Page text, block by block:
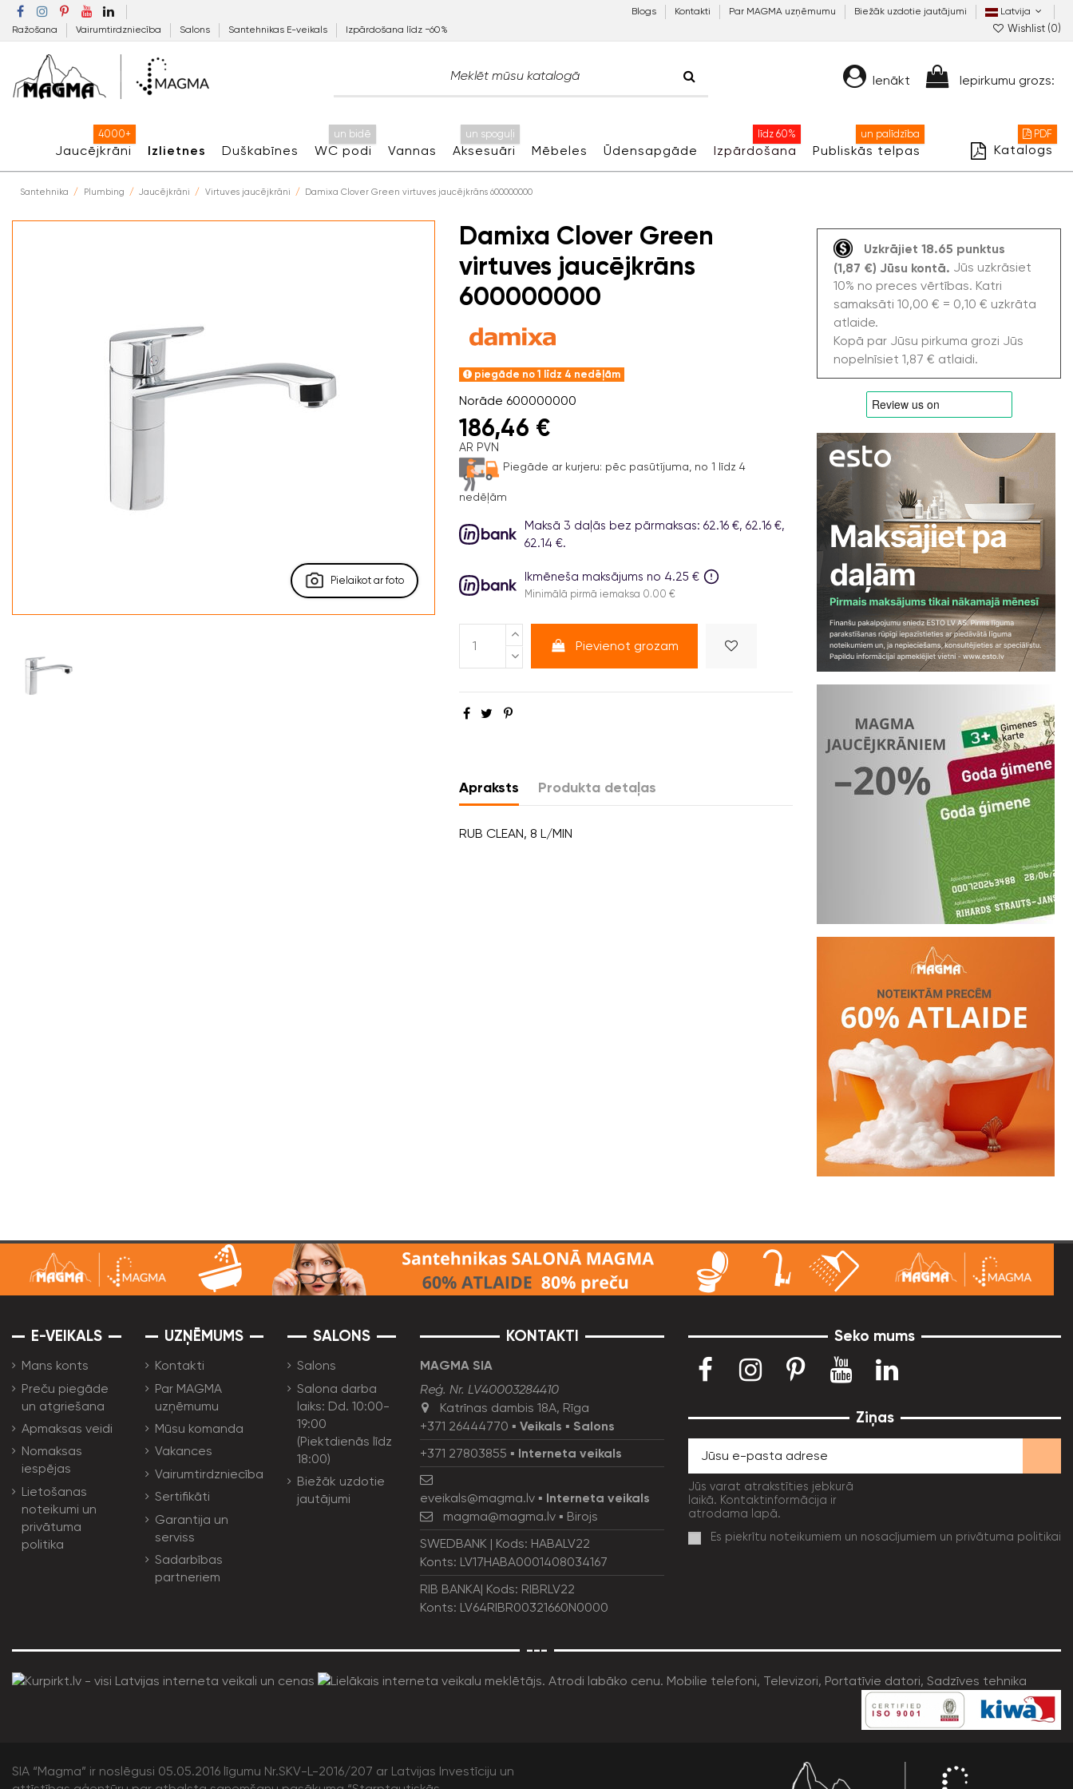
Ražošana Vairumtirdzniecība Salons Santehnikas E-veikals Izpārdošana līdz −60%
Blogs Kontakti Par MAGMA uzņēmumu Biežāk uzdotie jautājumi Latvija
Wishlist (0)
Ienākt Iepirkumu grozs:
Jaucējkrāni
4000+
Izlietnes Duškabīnes WC podi
un bidē
Vannas Aksesuāri
un spoguļi
Mēbeles Ūdensapgāde Izpārdošana
līdz 60%
Publiskās telpas
un palīdzība
Katalogs
PDF
Santehnika Plumbing Jaucējkrāni Virtuves jaucējkrāni Damixa Clover Green virtuves jaucējkrāns 600000000
Pielaikot ar foto
Damixa Clover Green
virtuves jaucējkrāns
600000000
piegāde no 1 līdz 4 nedēļām
Norāde 600000000
186,46 €
AR PVN
Piegāde ar kurjeru: pēc pasūtījuma, no 1 līdz 4
nedēļām
Maksā 3 daļās bez pārmaksas: 62.16 €, 62.16 €,
62.14 €.
Ikmēneša maksājums no 4.25 €
Minimālā pirmā iemaksa 0.00 €
Pievienot grozam
Apraksts Produkta detaļas
RUB CLEAN, 8 L/MIN
Uzkrājiet 18.65 punktus
(1,87 €) Jūsu kontā. Jūs uzkrāsiet
10% no preces vērtības. Katri
samaksāti 10,00 € = 0,10 € uzkrāta
atlaide.
Kopā par Jūsu pirkuma grozi Jūs
nopelnīsiet 1,87 € atlaidi.
E-VEIKALS
Mans konts
Preču piegāde
un atgriešana
Apmaksas veidi
Nomaksas
iespējas
Lietošanas
noteikumi un
privātuma
politika
UZŅĒMUMS
Kontakti
Par MAGMA
uzņēmumu
Mūsu komanda
Vakances
Vairumtirdzniecība
Sertifikāti
Garantija un
serviss
Sadarbības
partneriem
SALONS
Salons
Salona darba
laiks: Dd. 10:00-
19:00
(Piektdienās līdz
18:00)
Biežāk uzdotie
jautājumi
KONTAKTI
MAGMA SIA
Reģ. Nr. LV40003284410
Katrīnas dambis 18A, Rīga
+371 26444770 ▪ Veikals ▪ Salons
+371 27803855 ▪ Interneta veikals
eveikals@magma.lv ▪ Interneta veikals
magma@magma.lv▪ Birojs
SWEDBANK | Kods: HABALV22
Konts: LV17HABA0001408034167
RIB BANKA| Kods: RIBRLV22
Konts: LV64RIBR00321660N0000
Seko mums
Ziņas
Jūs varat atrakstīties jebkurā
laikā. Kontaktinformācija ir
atrodama lapā.
Es piekrītu noteikumiem un nosacījumiem un privātuma politikai
---
SIA “Magma” ir noslēgusi 05.05.2016 līgumu Nr.SKV-L-2016/207 ar Latvijas Investīciju un